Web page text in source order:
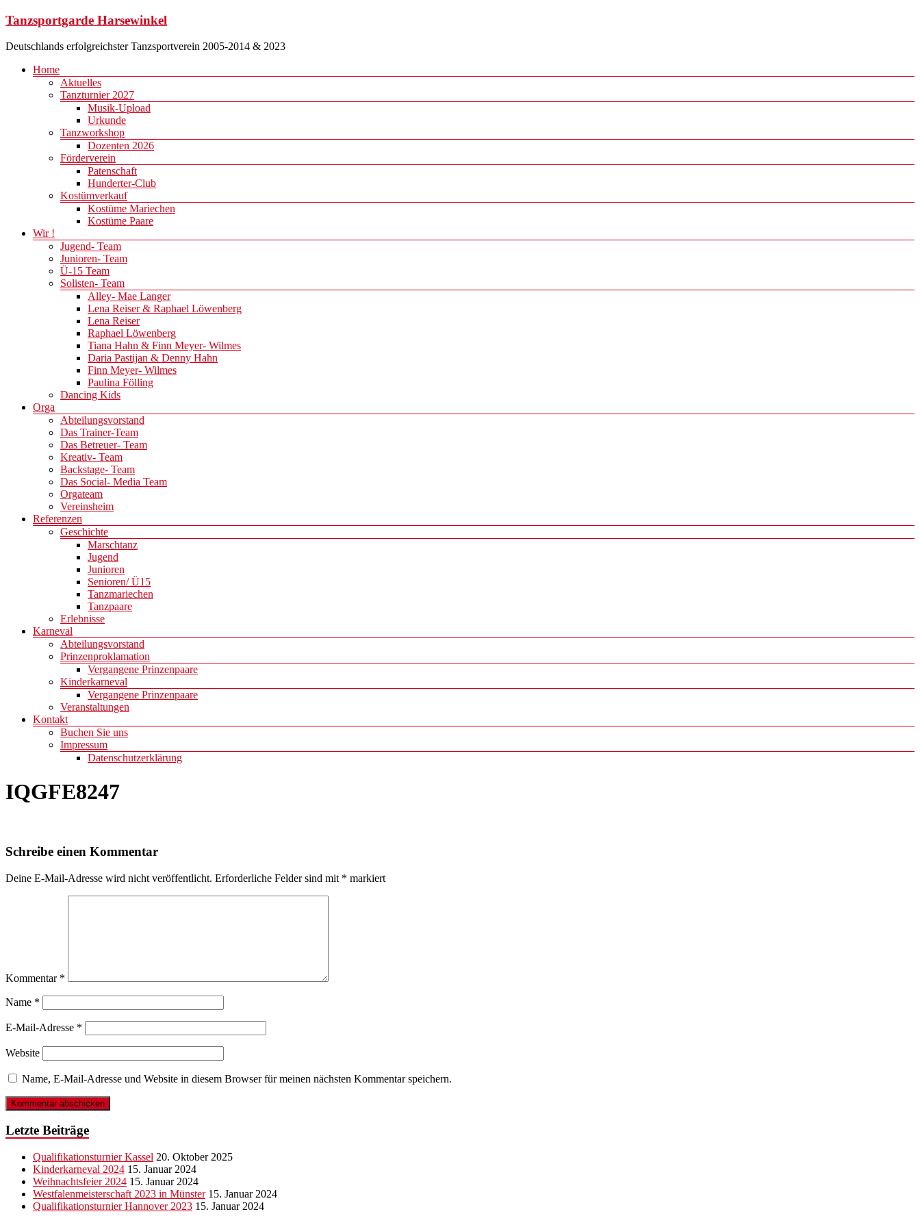
Zum
springen
Tanzsportgarde Harsewinkel
Deutschlands erfolgreichster Tanzsportverein 2005-2014 & 2023
Menü
Home
Aktuelles
Tanzturnier 2027
Musik-Upload
Urkunde
Tanzworkshop
Dozenten 2026
Förderverein
Patenschaft
Hunderter-Club
Kostümverkauf
Kostüme Mariechen
Kostüme Paare
Wir !
Jugend- Team
Junioren- Team
Ü-15 Team
Solisten- Team
Alley- Mae Langer
Lena Reiser & Raphael Löwenberg
Lena Reiser
Raphael Löwenberg
Tiana Hahn & Finn Meyer- Wilmes
Daria Pastijan & Denny Hahn
Finn Meyer- Wilmes
Paulina Fölling
Dancing Kids
Orga
Abteilungsvorstand
Das Trainer-Team
Das Betreuer- Team
Kreativ- Team
Backstage- Team
Das Social- Media Team
Orgateam
Vereinsheim
Referenzen
Geschichte
Marschtanz
Jugend
Junioren
Senioren/ Ü15
Tanzmariechen
Tanzpaare
Erlebnisse
Karneval
Abteilungsvorstand
Prinzenproklamation
Vergangene Prinzenpaare
Kinderkarneval
Vergangene Prinzenpaare
Veranstaltungen
Kontakt
Buchen Sie uns
Impressum
Datenschutzerklärung
IQGFE8247
Schreibe einen Kommentar
Deine E-Mail-Adresse wird nicht veröffentlicht. Erforderliche Felder sind mit * markiert
Kommentar *
Name *
E-Mail-Adresse *
Website
Name, E-Mail-Adresse und Website in diesem Browser für meinen nächsten Kommentar speichern.
Letzte Beiträge
Qualifikationsturnier Kassel 20. Oktober 2025
Kinderkarneval 2024 15. Januar 2024
Weihnachtsfeier 2024 15. Januar 2024
Westfalenmeisterschaft 2023 in Münster 15. Januar 2024
Qualifikationsturnier Hannover 2023 15. Januar 2024